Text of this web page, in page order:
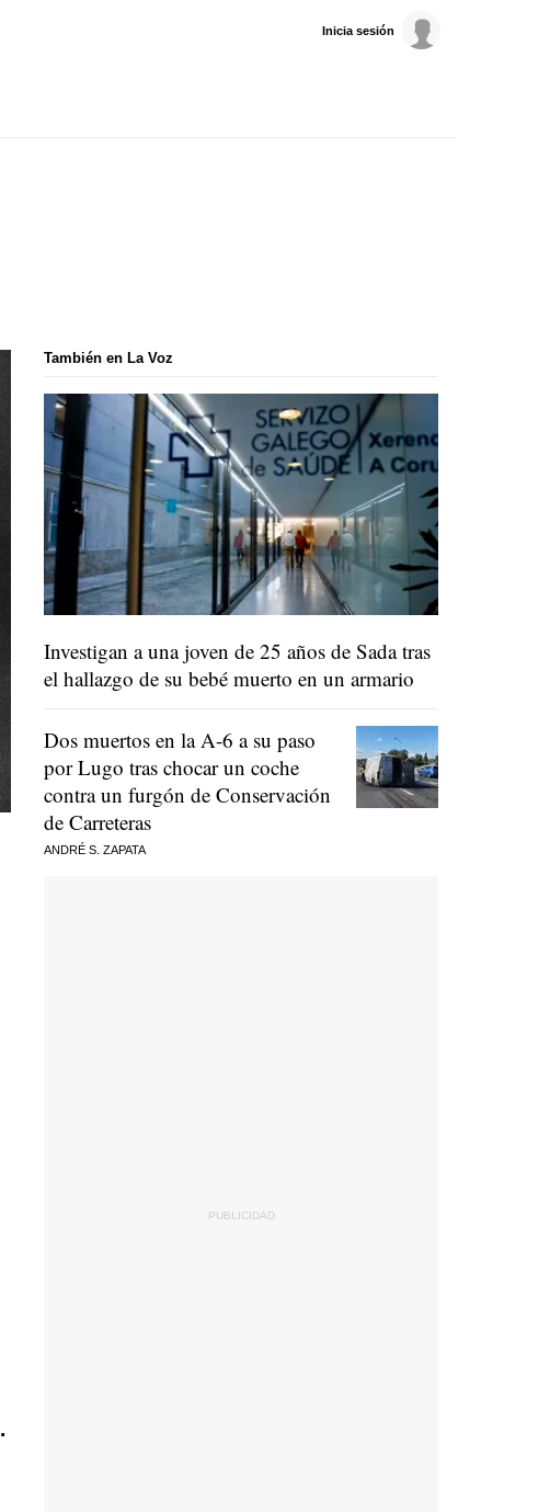
Inicia sesión
.
También en La Voz
Investigan a una joven de 25 años de Sada tras
el hallazgo de su bebé muerto en un armario
Dos muertos en la A-6 a su paso
por Lugo tras chocar un coche
contra un furgón de Conservación
de Carreteras
ANDRÉ S. ZAPATA